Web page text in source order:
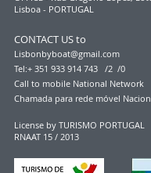
Lisboa - PORTUGAL
CONTACT US to
Lisbonbyboat@gmail.com
Tel:+ 351 933 914 743 /2 /0
Call to mobile National Network
Chamada para rede móvel Na
License by TURISMO PORTUGAL
RNAAT 15 / 2013